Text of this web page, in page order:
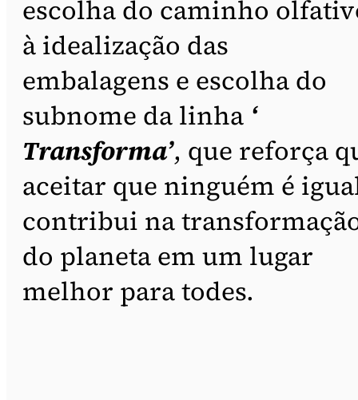
escolha do caminho
à idealização das
embalagens e escolha do
subnome da linha ‘
Transforma’, que reforça
aceitar que ninguém é
contribui na
do planeta em um lugar
melhor para todes.